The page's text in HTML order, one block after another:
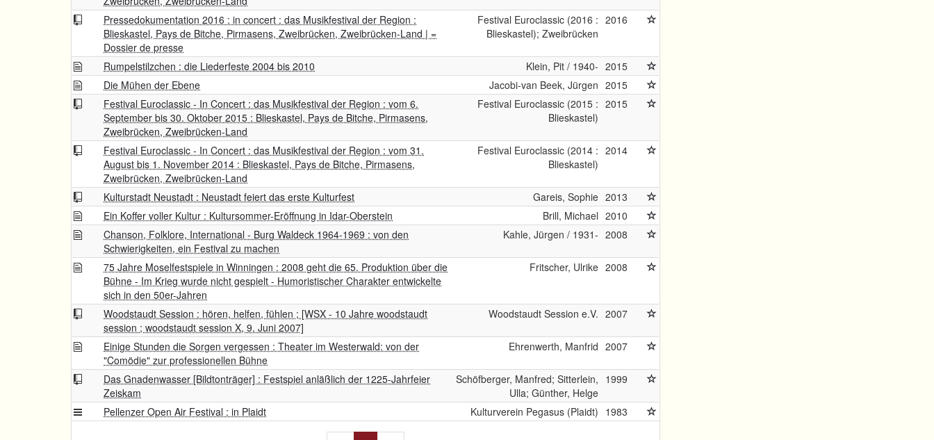
Pressedokumentation 2016 : in concert : das Musikfestival der Region :
Blieskastel, Pays de Bitche, Pirmasens, Zweibrücken, Zweibrücken-Land | =
Dossier de presse
Festival Euroclassic (2016 :
Blieskastel); Zweibrücken
2016
Rumpelstilzchen : die Liederfeste 2004 bis 2010 Klein, Pit / 1940- 2015
Die Mühen der Ebene
Jacobi-van Beek, Jürgen 2015
Festival Euroclassic - In Concert : das Musikfestival der Region : vom 6.
September bis 30. Oktober 2015 : Blieskastel, Pays de Bitche, Pirmasens,
Zweibrücken, Zweibrücken-Land
Festival Euroclassic (2015 :
Blieskastel)
2015
Festival Euroclassic - In Concert : das Musikfestival der Region : vom 31.
August bis 1. November 2014 : Blieskastel, Pays de Bitche, Pirmasens,
Zweibrücken, Zweibrücken-Land
Festival Euroclassic (2014 :
Blieskastel)
2014
Kulturstadt Neustadt : Neustadt feiert das erste Kulturfest Gareis, Sophie 2013
Ein Koffer voller Kultur : Kultursommer-Eröffnung in Idar-Oberstein
Brill, Michael 2010
Chanson, Folklore, International - Burg Waldeck 1964-1969 : von den
Schwierigkeiten, ein Festival zu machen
Kahle, Jürgen / 1931- 2008
75 Jahre Moselfestspiele in Winningen : 2008 geht die 65. Produktion über die
Bühne - Im Krieg wurde nicht gespielt - Humoristischer Charakter entwickelte
sich in den 50er-Jahren
Fritscher, Ulrike 2008
Woodstaudt Session : hören, helfen, fühlen ; [WSX - 10 Jahre woodstaudt
session ; woodstaudt session X, 9. Juni 2007]
Woodstaudt Session e.V. 2007
Einige Stunden die Sorgen vergessen : Theater im Westerwald: von der
"Comödie" zur professionellen Bühne
Ehrenwerth, Manfrid 2007
Das Gnadenwasser [Bildtonträger] : Festspiel anläßlich der 1225-Jahrfeier
Zeiskam
Schöfberger, Manfred; Sitterlein,
Ulla; Günther, Helge
1999
Pellenzer Open Air Festival : in Plaidt Kulturverein Pegasus (Plaidt) 1983